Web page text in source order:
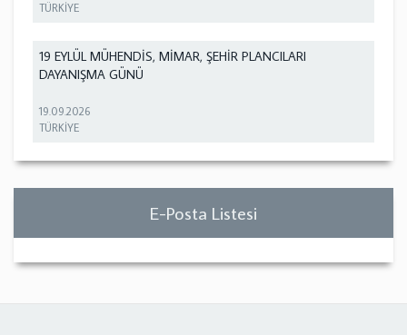
TÜRKİYE
19 EYLÜL MÜHENDİS, MİMAR, ŞEHİR PLANCILARI
DAYANIŞMA GÜNÜ
19.09.2026
TÜRKİYE
E-Posta Listesi